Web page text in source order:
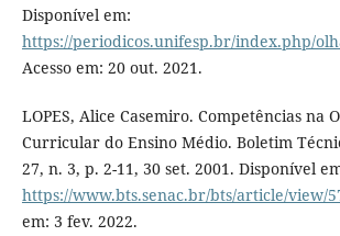
Disponível em:
https://periodicos.unifesp.br/index.php/
Acesso em: 20 out. 2021.
LOPES, Alice Casemiro. Competências na
Curricular do Ensino Médio. Boletim
27, n. 3, p. 2-11, 30 set. 2001. Disponível
https://www.bts.senac.br/bts/article/view/
em: 3 fev. 2022.